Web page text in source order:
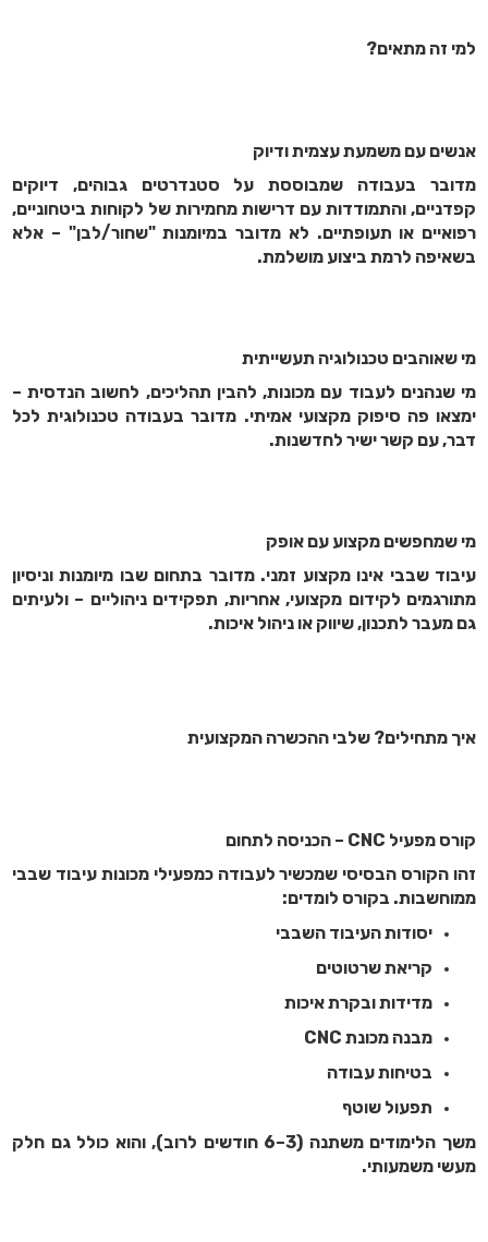
למי זה מתאים?
אנשים עם משמעת עצמית ודיוק
מדובר בעבודה שמבוססת על סטנדרטים גבוהים, דיוקים
קפדניים, והתמודדות עם דרישות מחמירות של לקוחות ביטחוניים,
רפואיים או תעופתיים. לא מדובר במיומנות "שחור/לבן" – אלא
בשאיפה לרמת ביצוע מושלמת.
מי שאוהבים טכנולוגיה תעשייתית
מי שנהנים לעבוד עם מכונות, להבין תהליכים, לחשוב הנדסית –
ימצאו פה סיפוק מקצועי אמיתי. מדובר בעבודה טכנולוגית לכל
דבר, עם קשר ישיר לחדשנות.
מי שמחפשים מקצוע עם אופק
עיבוד שבבי אינו מקצוע זמני. מדובר בתחום שבו מיומנות וניסיון
מתורגמים לקידום מקצועי, אחריות, תפקידים ניהוליים – ולעיתים
גם מעבר לתכנון, שיווק או ניהול איכות.
איך מתחילים? שלבי ההכשרה המקצועית
קורס מפעיל CNC – הכניסה לתחום
זהו הקורס הבסיסי שמכשיר לעבודה כמפעילי מכונות עיבוד שבבי
ממוחשבות. בקורס לומדים:
יסודות העיבוד השבבי
קריאת שרטוטים
מדידות ובקרת איכות
מבנה מכונת CNC
בטיחות עבודה
תפעול שוטף
משך הלימודים משתנה (3–6 חודשים לרוב), והוא כולל גם חלק
מעשי משמעותי.